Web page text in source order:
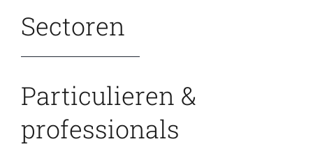
Sectoren
Particulieren &
professionals